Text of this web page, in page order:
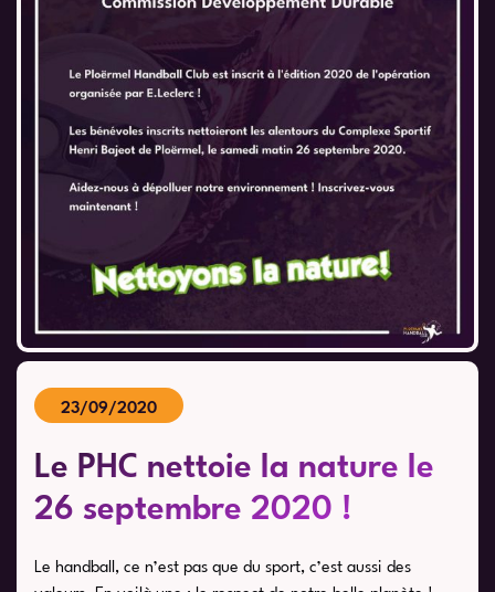
23/09/2020
Le PHC nettoie la nature le
26 septembre 2020 !
Le handball, ce n’est pas que du sport, c’est aussi des